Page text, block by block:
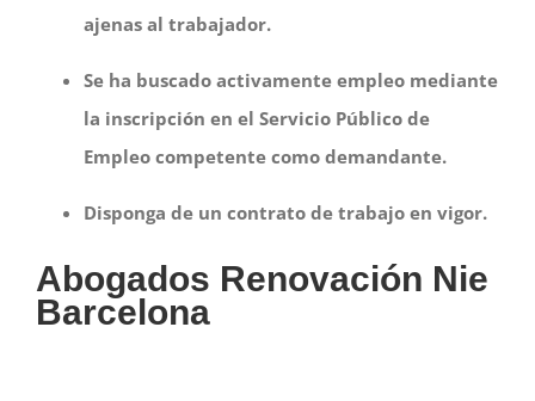
ajenas al trabajador.
Se ha buscado activamente empleo mediante
la inscripción en el Servicio Público de
Empleo competente como demandante.
Disponga de un contrato de trabajo en vigor.
Abogados Renovación Nie
Barcelona